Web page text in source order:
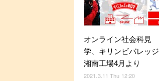
オンライン社会科見
学、キリンビバレッジ
湘南工場4月より
2021.3.11 Thu 12:20